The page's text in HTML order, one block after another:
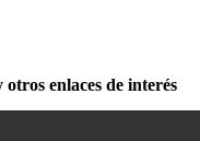
enlaces de interés